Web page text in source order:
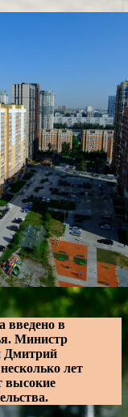
введено в
Министр
Дмитрий
лет
высокие